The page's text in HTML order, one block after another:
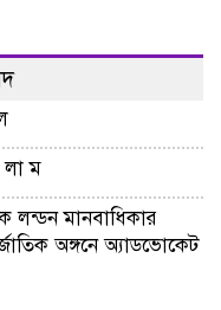
ম
লন্ডন মানবাধিকার
অঙ্গনে অ্যাডভোকেট